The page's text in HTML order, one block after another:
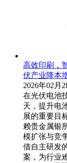
高效印刷，
伏产业降本
2026年02月
在光伏电池
天，提升电
展的重要目
赖贵金属银
模扩张与竞
借自主研发
案，为行业